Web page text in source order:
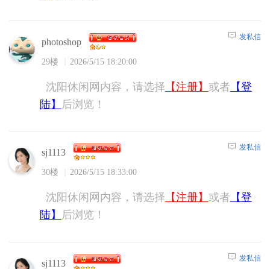
photoshop
29楼 2026/5/15 18:20:00
发私信
沈阳休闲网内容，请选择 【注册】 或者 【登
陆】
后浏览！
sj1113
30楼 2026/5/15 18:33:00
发私信
沈阳休闲网内容，请选择 【注册】 或者 【登
陆】
后浏览！
sj1113 发私信